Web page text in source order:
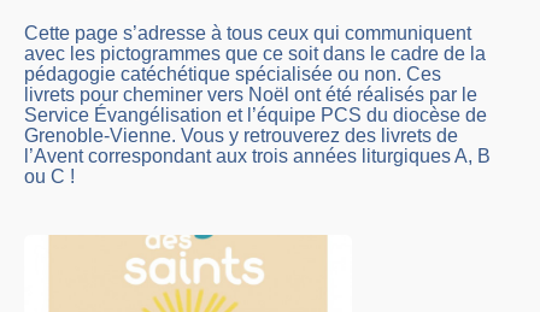
Cette page s’adresse à tous ceux qui communiquent
avec les pictogrammes que ce soit dans le cadre de la
pédagogie catéchétique spécialisée ou non. Ces
livrets pour cheminer vers Noël ont été réalisés par le
Service Évangélisation et l’équipe PCS du diocèse de
Grenoble-Vienne. Vous y retrouverez des livrets de
l’Avent correspondant aux trois années liturgiques A, B
ou C !